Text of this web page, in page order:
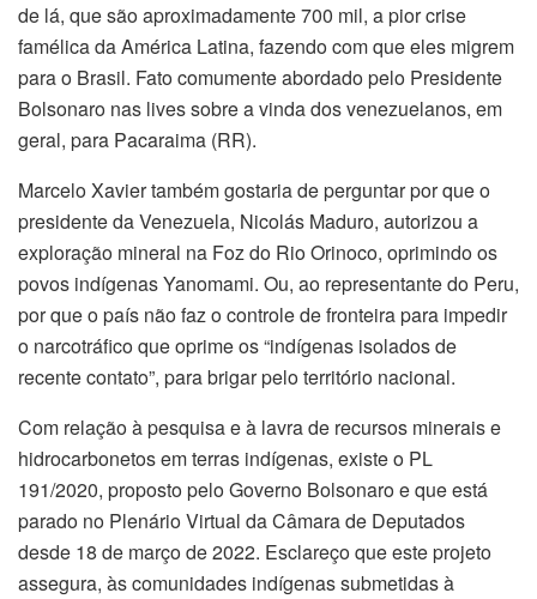
de lá, que são aproximadamente 700 mil, a pior crise
famélica da América Latina, fazendo com que eles migrem
para o Brasil. Fato comumente abordado pelo Presidente
Bolsonaro nas lives sobre a vinda dos venezuelanos, em
geral, para Pacaraima (RR).
Marcelo Xavier também gostaria de perguntar por que o
presidente da Venezuela, Nicolás Maduro, autorizou a
exploração mineral na Foz do Rio Orinoco, oprimindo os
povos indígenas Yanomami. Ou, ao representante do Peru,
por que o país não faz o controle de fronteira para impedir
o narcotráfico que oprime os “indígenas isolados de
recente contato”, para brigar pelo território nacional.
Com relação à pesquisa e à lavra de recursos minerais e
hidrocarbonetos em terras indígenas, existe o PL
191/2020, proposto pelo Governo Bolsonaro e que está
parado no Plenário Virtual da Câmara de Deputados
desde 18 de março de 2022. Esclareço que este projeto
assegura, às comunidades indígenas submetidas à